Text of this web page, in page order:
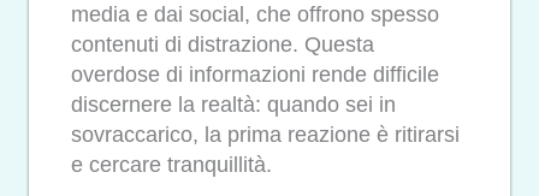
media e dai social, che offrono spesso
contenuti di distrazione. Questa
overdose di informazioni rende difficile
discernere la realtà: quando sei in
sovraccarico, la prima reazione è ritirarsi
e cercare tranquillità.